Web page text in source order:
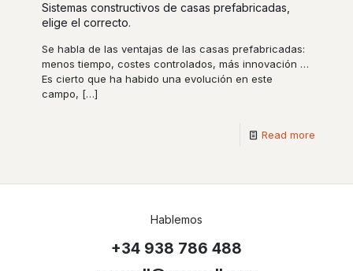
Sistemas constructivos de casas prefabricadas,
elige el correcto.
Se habla de las ventajas de las casas prefabricadas:
menos tiempo, costes controlados, más innovación …
Es cierto que ha habido una evolución en este
campo, […]
Read more
Hablemos
+34 938 786 488